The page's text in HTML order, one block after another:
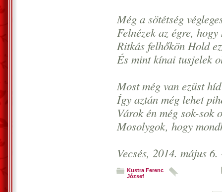
Még a sötétség
Felnézek az égre,
Ritkás felhőkön Hold
És mint kínai tusjelek
Most még van ezüst
Így aztán még lehet
Várok én még sok-sok
Mosolygok, hogy
Vecsés, 2014. május
Kustra Ferenc
József